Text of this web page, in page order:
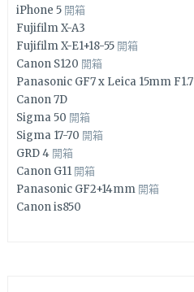
iPhone 5 開箱
Fujifilm X-A3
Fujifilm X-E1+18-55 開箱
Canon S120 開箱
Panasonic GF7 x Leica 15mm F1.7
Canon 7D
Sigma 50 開箱
Sigma 17-70 開箱
GRD 4 開箱
Canon G11 開箱
Panasonic GF2+14mm 開箱
Canon is850